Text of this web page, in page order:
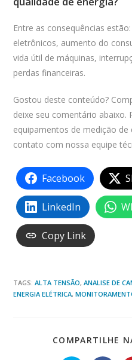
Entre as consequências
eletrônicos, aumento do
vida útil de máquinas,
perdas financeiras.
Gostou deste conteúdo?
deixe seu comentário abaixo.
equipamentos de medição
contato com nossa equipe
Facebook
LinkedIn
Copy Link
TAGS:ALTA TENSÃO, ANALISE DE
ENERGIA ELÉTRICA,
COMPARTILHE